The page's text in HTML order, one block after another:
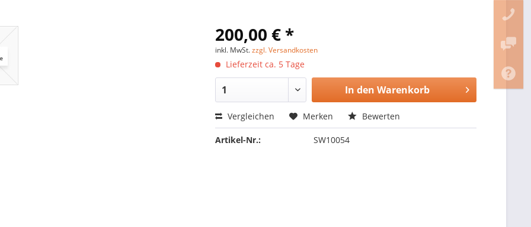
200,00 € *
inkl. MwSt.zzgl. Versandkosten
Lieferzeit ca. 5 Tage
In den Warenkorb
Vergleichen Merken Bewerten
Artikel-Nr.: SW10054